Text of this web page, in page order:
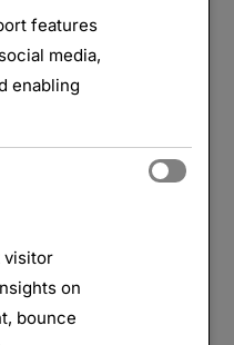
par …
SAINT-QUENTIN »
features
media,
enabling
visitor
on
bounce